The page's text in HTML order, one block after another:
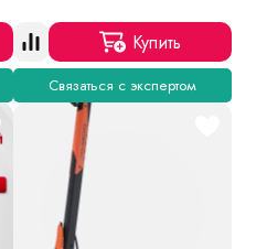
Купить
Связаться с экспертом